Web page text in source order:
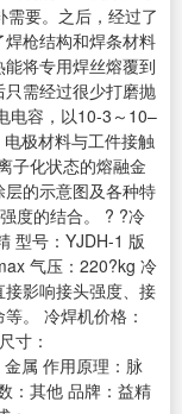
要。之后，经过了
枪结构和焊条材料
将专用焊丝熔覆到
需经过很少打磨抛
电容，以10-3～10–
极材料与工件接触
子化状态的熔融金
的示意图及各种特
度的结合。 ? ?冷
型号：YJDH-1 版
气压：220?kg 冷
影响接头强度、接
。 冷焊机价格：
寸：
属 作用原理：脉
：其他 品牌：益精